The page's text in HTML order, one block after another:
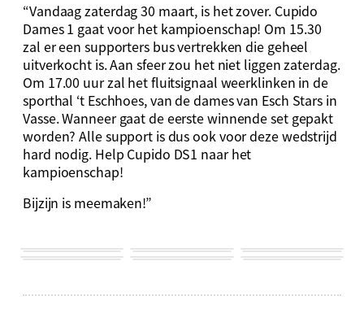
“Vandaag zaterdag 30 maart, is het zover. Cupido
Dames 1 gaat voor het kampioenschap! Om 15.30
zal er een supporters bus vertrekken die geheel
uitverkocht is. Aan sfeer zou het niet liggen zaterdag.
Om 17.00 uur zal het fluitsignaal weerklinken in de
sporthal ‘t Eschhoes, van de dames van Esch Stars in
Vasse. Wanneer gaat de eerste winnende set gepakt
worden? Alle support is dus ook voor deze wedstrijd
hard nodig. Help Cupido DS1 naar het
kampioenschap!
Bijzijn is meemaken!”